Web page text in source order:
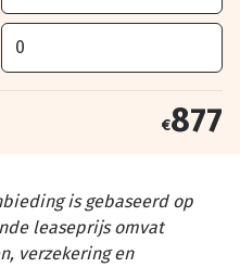
€877
is gebaseerd op
leaseprijs omvat
verzekering en